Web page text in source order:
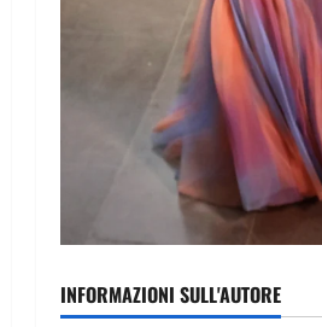
INFORMAZIONI SULL'AUTORE